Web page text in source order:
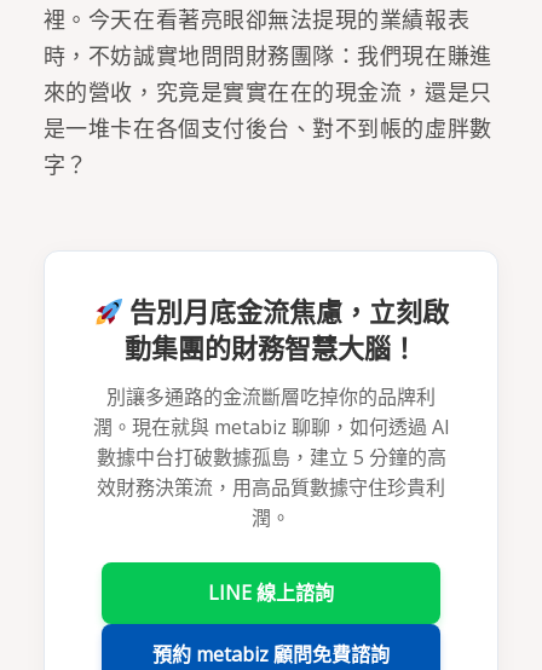
裡。今天在看著亮眼卻無法提現的業績報表
時，不妨誠實地問問財務團隊：我們現在賺進
來的營收，究竟是實實在在的現金流，還是只
是一堆卡在各個支付後台、對不到帳的虛胖數
字？
告別月底金流焦慮，立刻啟
動集團的財務智慧大腦！
別讓多通路的金流斷層吃掉你的品牌利
潤。現在就與 metabiz 聊聊，如何透過 AI
數據中台打破數據孤島，建立 5 分鐘的高
效財務決策流，用高品質數據守住珍貴利
潤。
LINE 線上諮詢
預約 metabiz 顧問免費諮詢